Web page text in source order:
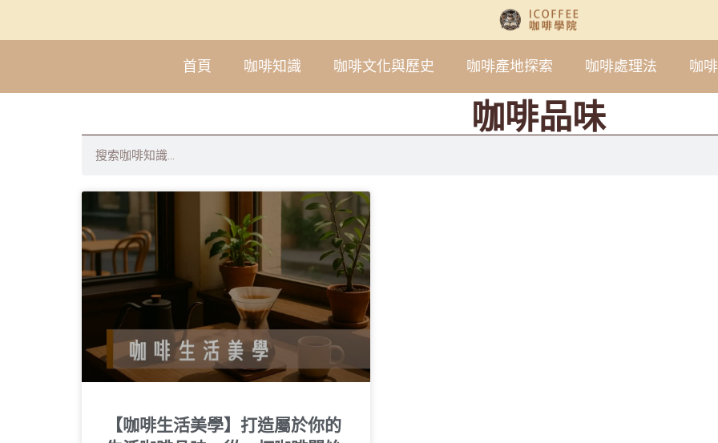
首頁 咖啡知識 咖啡文化與歷史 咖啡產地探索 咖啡處理法 咖
咖啡品味
【咖啡生活美學】打造屬於你的